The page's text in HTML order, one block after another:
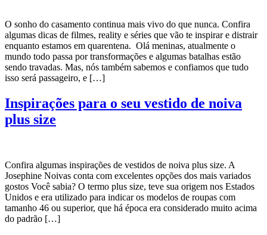
O sonho do casamento continua mais vivo do que nunca. Confira
algumas dicas de filmes, reality e séries que vão te inspirar e distrair
enquanto estamos em quarentena. Olá meninas, atualmente o
mundo todo passa por transformações e algumas batalhas estão
sendo travadas. Mas, nós também sabemos e confiamos que tudo
isso será passageiro, e […]
Inspirações para o seu vestido de noiva
plus size
Confira algumas inspirações de vestidos de noiva plus size. A
Josephine Noivas conta com excelentes opções dos mais variados
gostos Você sabia? O termo plus size, teve sua origem nos Estados
Unidos e era utilizado para indicar os modelos de roupas com
tamanho 46 ou superior, que há época era considerado muito acima
do padrão […]